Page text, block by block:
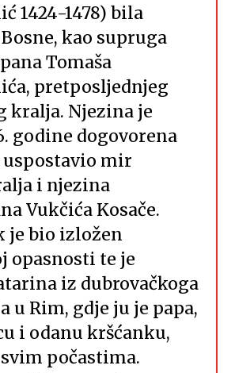
1424-1478) bila
kao supruga
Tomaša
pretposljednjeg
kralja. Njezina je
godine dogovorena
uspostavio mir
i njezina
Vukčića Kosače.
je bio izložen
opasnosti te je
iz dubrovačkoga
u Rim, gdje ju je papa,
i odanu kršćanku,
počastima.